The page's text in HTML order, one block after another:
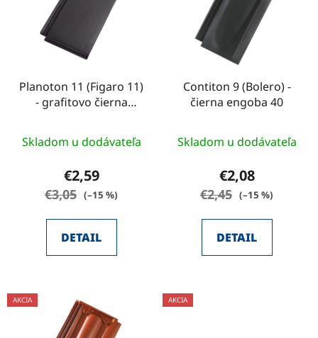
Planoton 11 (Figaro 11)
- grafitovo čierna
Skladom u dodávateľa
€2,59
€3,05 (–15 %)
DETAIL
Contiton 9 (Bolero) -
čierna engoba 40
hodnotenie
produktu
je
5
Skladom u dodávateľa
€2,08
€2,45 (–15 %)
DETAIL
AKCIA AKCIA